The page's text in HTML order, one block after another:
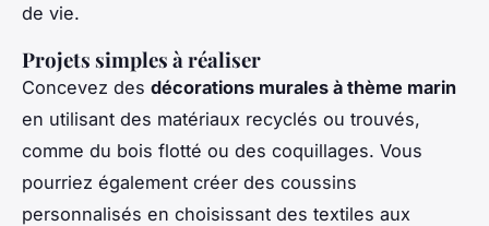
de vie.
Projets simples à réaliser
Concevez des décorations murales à thème marin
en utilisant des matériaux recyclés ou trouvés,
comme du bois flotté ou des coquillages. Vous
pourriez également créer des coussins
personnalisés en choisissant des textiles aux